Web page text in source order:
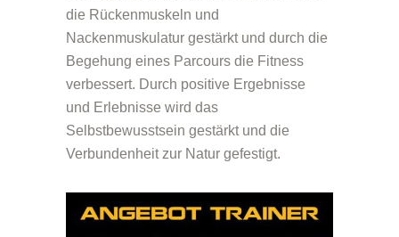
die Rückenmuskeln und
Nackenmuskulatur gestärkt und durch die
Begehung eines Parcours die Fitness
verbessert. Durch positive Ergebnisse
und Erlebnisse wird das
Selbstbewusstsein gestärkt und die
Verbundenheit zur Natur gefestigt.